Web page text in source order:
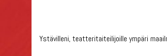
Ystävilleni, teatteritaiteilijoille ympäri